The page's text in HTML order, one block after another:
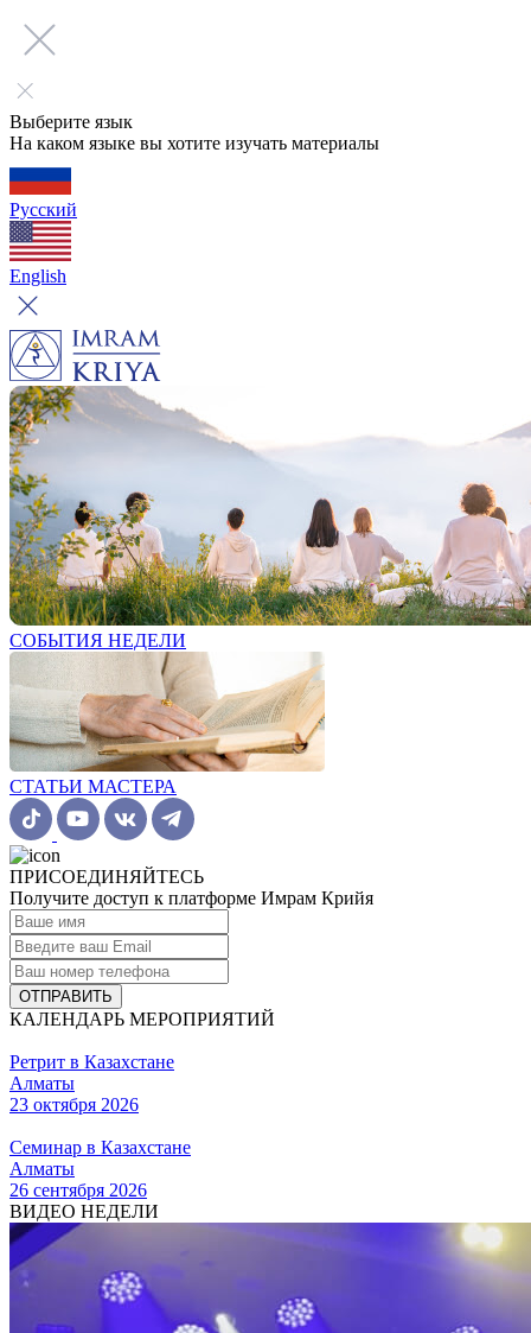
Выберите язык
На каком языке вы хотите изучать материалы
Русский
English
СОБЫТИЯ НЕДЕЛИ
СТАТЬИ МАСТЕРА
ПРИСОЕДИНЯЙТЕСЬ
Получите доступ к платформе Имрам Крийя
ОТПРАВИТЬ
КАЛЕНДАРЬ МЕРОПРИЯТИЙ
Ретрит в Казахстане
Алматы
23 октября 2026
Семинар в Казахстане
Алматы
26 сентября 2026
ВИДЕО НЕДЕЛИ